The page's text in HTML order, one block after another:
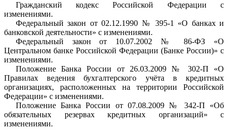
Гражданский кодекс Российской Федерации с
изменениями.
Федеральный закон от 02.12.1990 № 395-1 «О банках и
банковской деятельности» с изменениями.
Федеральный закон от 10.07.2002 № 86-ФЗ «О
Центральном банке Российской Федерации (Банке России)» с
изменениями.
Положение Банка России от 26.03.2009 № 302-П «О
Правилах ведения бухгалтерского учёта в кредитных
организациях, расположенных на территории Российской
Федерации» с изменениями.
Положение Банка России от 07.08.2009 № 342-П «Об
обязательных резервах кредитных организаций» с
изменениями.